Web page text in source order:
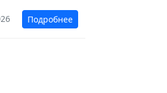
Подробнее